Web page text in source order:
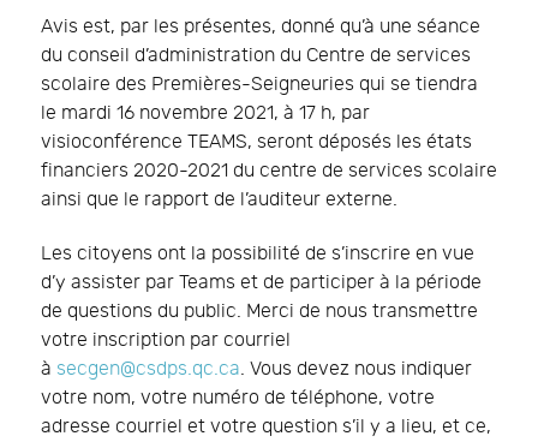
Avis est, par les présentes, donné qu’à une séance
du conseil d’administration du Centre de services
scolaire des Premières-Seigneuries qui se tiendra
le mardi 16 novembre 2021, à 17 h, par
visioconférence TEAMS, seront déposés les états
financiers 2020-2021 du centre de services scolaire
ainsi que le rapport de l’auditeur externe.
Les citoyens ont la possibilité de s’inscrire en vue
d’y assister par Teams et de participer à la période
de questions du public. Merci de nous transmettre
votre inscription par courriel
à secgen@csdps.qc.ca. Vous devez nous indiquer
votre nom, votre numéro de téléphone, votre
adresse courriel et votre question s’il y a lieu, et ce,